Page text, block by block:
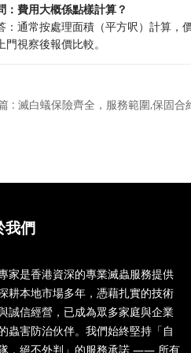
：費用大概係點樣計算？
：通常按處理面積（平方呎）計算，
門視察後報價比較。
: 滅白蟻保險齊全，服務範圍,保固合
我們
家是香港資深的專業滅蟲服務提供
耕本地市場多年，憑藉扎實的技術
誠信經營，已成為眾多家庭與企業
蟲害防治伙伴。我們始終堅持「自
，絕不外判」的服務承諾 —— 所有